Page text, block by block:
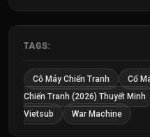
TAGS:
Cỗ Máy Chiến Tranh Cổ
Chiến Tranh (2026) Thuyết Minh
Vietsub
War Machine